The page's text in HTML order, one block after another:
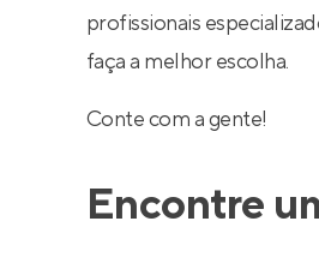
profissionais
faça a melhor escolha.
Conte com a gente!
Encontre